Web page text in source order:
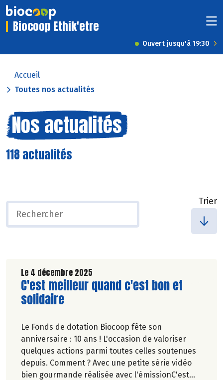
Biocoop Ethik'etre
Ouvert jusqu'à 19:30
Accueil
Toutes nos actualités
Nos actualités
118 actualités
Trier
Le 4 décembre 2025
Lire la suite de l'article
C'est meilleur quand c'est bon et
solidaire
Le Fonds de dotation Biocoop fête son
anniversaire : 10 ans ! L'occasion de valoriser
quelques actions parmi toutes celles soutenues
depuis. Comment ? Avec une petite série vidéo
bien gourmande réalisée avec l'émissionC'est